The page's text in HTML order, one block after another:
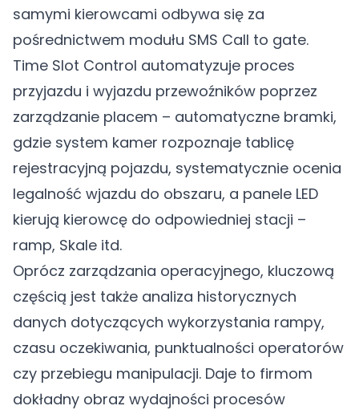
samymi kierowcami odbywa się za
pośrednictwem modułu SMS Call to gate.
Time Slot Control automatyzuje proces
przyjazdu i wyjazdu przewoźników poprzez
zarządzanie placem – automatyczne bramki,
gdzie system kamer rozpoznaje tablicę
rejestracyjną pojazdu, systematycznie ocenia
legalność wjazdu do obszaru, a panele LED
kierują kierowcę do odpowiedniej stacji –
ramp, Skale itd.
Oprócz zarządzania operacyjnego, kluczową
częścią jest także analiza historycznych
danych dotyczących wykorzystania rampy,
czasu oczekiwania, punktualności operatorów
czy przebiegu manipulacji. Daje to firmom
dokładny obraz wydajności procesów